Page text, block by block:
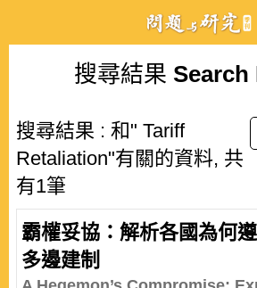
搜尋結果 Search
搜尋結果 : 和" Tariff
Retaliation"有關的資料, 共
有1筆
霸權妥協：解析各國為何
多邊建制